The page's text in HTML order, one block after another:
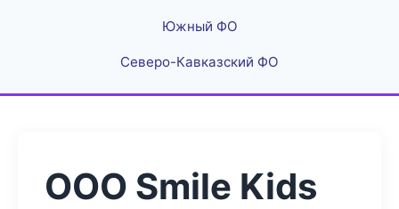
Южный ФО
Северо-Кавказский ФО
ООО Smile Kids